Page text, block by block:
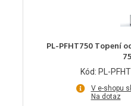
PL-PFHT750 Topení
Kód: PL-
V e-shopu
Na dotaz